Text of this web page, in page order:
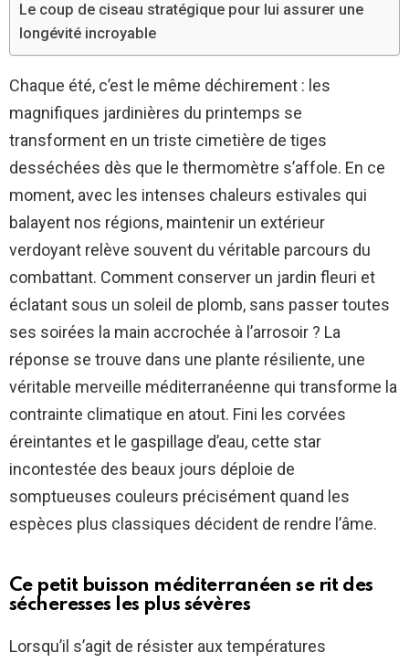
Le coup de ciseau stratégique pour lui assurer une
longévité incroyable
Chaque été, c’est le même déchirement : les
magnifiques jardinières du printemps se
transforment en un triste cimetière de tiges
desséchées dès que le thermomètre s’affole. En ce
moment, avec les intenses chaleurs estivales qui
balayent nos régions, maintenir un extérieur
verdoyant relève souvent du véritable parcours du
combattant. Comment conserver un jardin fleuri et
éclatant sous un soleil de plomb, sans passer toutes
ses soirées la main accrochée à l’arrosoir ? La
réponse se trouve dans une plante résiliente, une
véritable merveille méditerranéenne qui transforme la
contrainte climatique en atout. Fini les corvées
éreintantes et le gaspillage d’eau, cette star
incontestée des beaux jours déploie de
somptueuses couleurs précisément quand les
espèces plus classiques décident de rendre l’âme.
Ce petit buisson méditerranéen se rit des
sécheresses les plus sévères
Lorsqu’il s’agit de résister aux températures